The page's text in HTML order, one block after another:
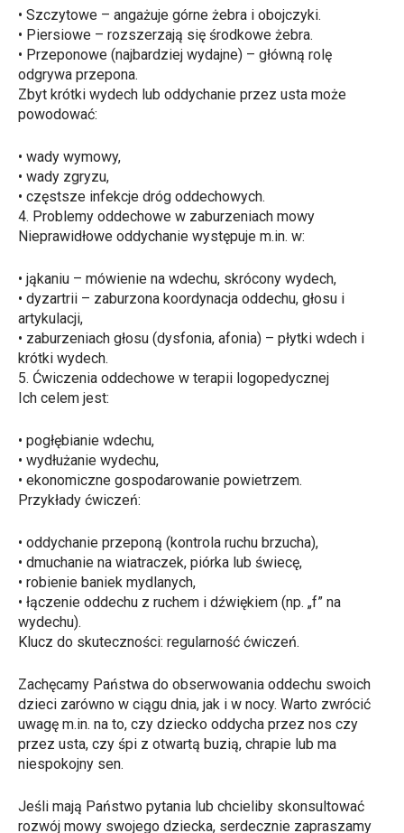
• Szczytowe – angażuje górne żebra i obojczyki.
• Piersiowe – rozszerzają się środkowe żebra.
• Przeponowe (najbardziej wydajne) – główną rolę
odgrywa przepona.
Zbyt krótki wydech lub oddychanie przez usta może
powodować:
• wady wymowy,
• wady zgryzu,
• częstsze infekcje dróg oddechowych.
4. Problemy oddechowe w zaburzeniach mowy
Nieprawidłowe oddychanie występuje m.in. w:
• jąkaniu – mówienie na wdechu, skrócony wydech,
• dyzartrii – zaburzona koordynacja oddechu, głosu i
artykulacji,
• zaburzeniach głosu (dysfonia, afonia) – płytki wdech i
krótki wydech.
5. Ćwiczenia oddechowe w terapii logopedycznej
Ich celem jest:
• pogłębianie wdechu,
• wydłużanie wydechu,
• ekonomiczne gospodarowanie powietrzem.
Przykłady ćwiczeń:
• oddychanie przeponą (kontrola ruchu brzucha),
• dmuchanie na wiatraczek, piórka lub świecę,
• robienie baniek mydlanych,
• łączenie oddechu z ruchem i dźwiękiem (np. „f” na
wydechu).
Klucz do skuteczności: regularność ćwiczeń.
Zachęcamy Państwa do obserwowania oddechu swoich
dzieci zarówno w ciągu dnia, jak i w nocy. Warto zwrócić
uwagę m.in. na to, czy dziecko oddycha przez nos czy
przez usta, czy śpi z otwartą buzią, chrapie lub ma
niespokojny sen.
Jeśli mają Państwo pytania lub chcieliby skonsultować
rozwój mowy swojego dziecka, serdecznie zapraszamy